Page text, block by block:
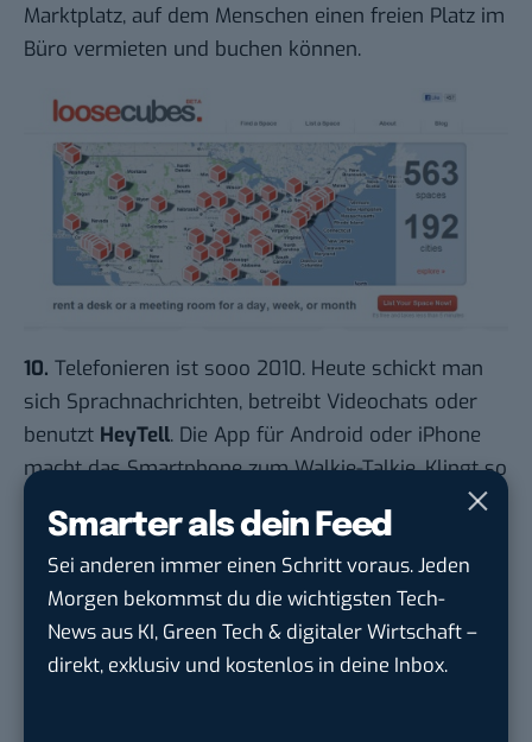
Smarter als dein Feed
Sei anderen immer einen Schritt voraus. Jeden
Morgen bekommst du die wichtigsten Tech-
News aus KI, Green Tech & digitaler Wirtschaft –
direkt, exklusiv und kostenlos in deine Inbox.
Marktplatz, auf dem Menschen einen freien Platz im
Büro vermieten und buchen können.
10. Telefonieren ist sooo 2010. Heute schickt man
sich Sprachnachrichten, betreibt Videochats oder
benutzt HeyTell. Die App für Android oder iPhone
macht das Smartphone zum Walkie-Talkie. Klingt so
profan, dass es schon wieder viral werden könnte.
Witzige Idee.